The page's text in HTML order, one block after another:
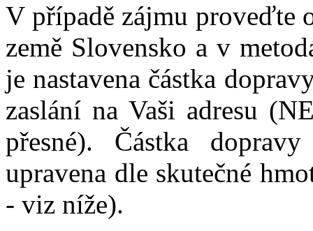
V případě zájmu proveďte
země Slovensko a v
je nastavena částka
zaslání na Vaši adresu
přesné). Částka
upravena dle skutečné
- viz níže).